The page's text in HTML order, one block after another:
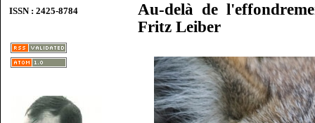
ISSN : 2425-8784
Au-delà de
Fritz Leiber